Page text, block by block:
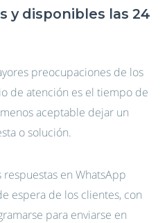
y disponibles las 24
preocupaciones de los
de atención es el tiempo de
aceptable dejar un
o solución.
en WhatsApp
espera de los clientes, con
para enviarse en